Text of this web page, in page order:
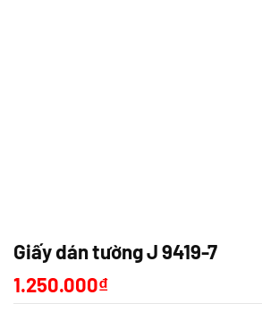
Giấy dán tường J 9419-7
1.250.000₫